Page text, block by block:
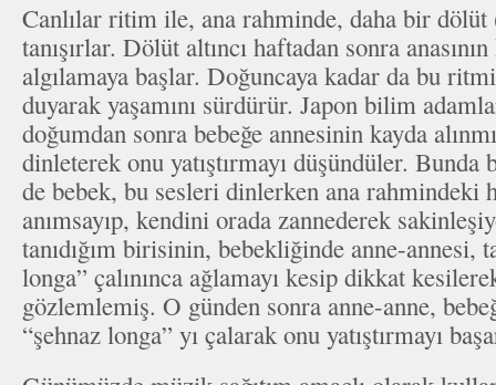
Canlılar ritim ile, ana rahminde, daha bir
tanışırlar. Dölüt altıncı haftadan sonra anasının
algılamaya başlar. Doğuncaya kadar da bu
duyarak yaşamını sürdürür. Japon bilim
doğumdan sonra bebeğe annesinin kayda
dinleterek onu yatıştırmayı düşündüler. Bunda
de bebek, bu sesleri dinlerken ana rahmindeki
anımsayıp, kendini orada zannederek
tanıdığım birisinin, bebekliğinde anne-annesi,
longa” çalınınca ağlamayı kesip dikkat
gözlemlemiş. O günden sonra anne-anne,
“şehnaz longa” yı çalarak onu yatıştırmayı